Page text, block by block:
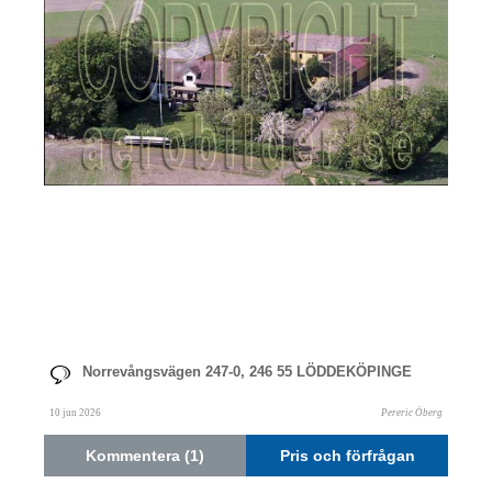
Norrevångsvägen 247-0, 246 55 LÖDDEKÖPINGE
10 jun 2026 Pereric Öberg
Kommentera (1) Pris och förfrågan